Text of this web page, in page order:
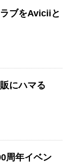
ブをAviciiと
にハマる
周年イベン